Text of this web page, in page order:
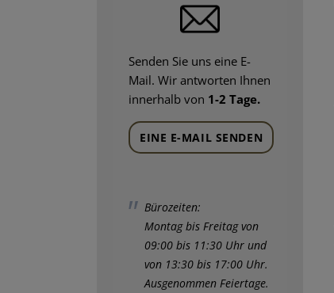
Senden Sie uns eine E-
Mail. Wir antworten Ihnen
innerhalb von 1-2 Tage.
EINE E-MAIL SENDEN
Bürozeiten:
Montag bis Freitag von
09:00 bis 11:30 Uhr und
von 13:30 bis 17:00 Uhr.
Ausgenommen Feiertage.